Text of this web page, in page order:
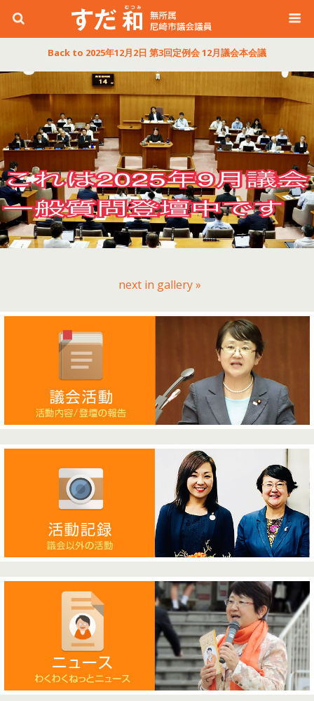
Back to 2025年12月2日 第3回定例会 12月議会本会議
next in gallery »